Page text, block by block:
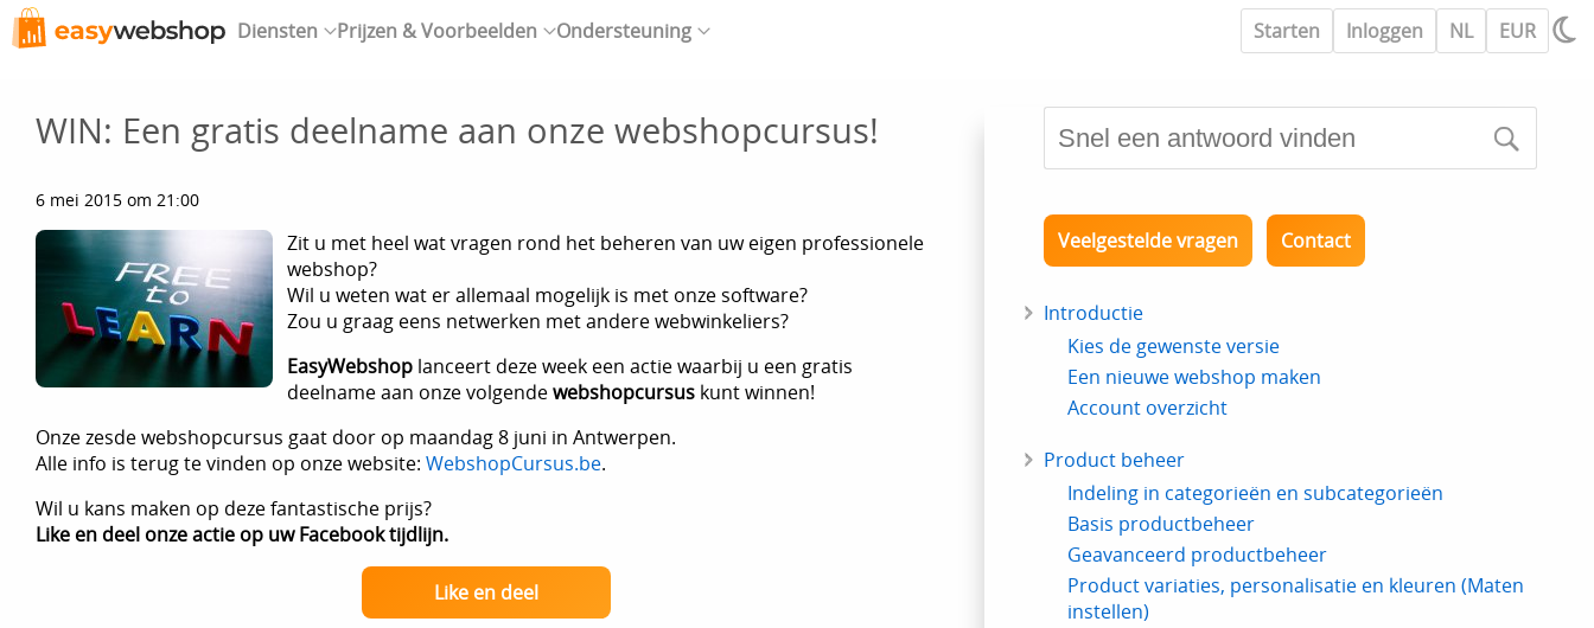
Diensten Prijzen & Voorbeelden Ondersteuning Starten Inloggen NL EUR
WIN: Een gratis deelname aan onze webshopcursus!
6 mei 2015 om 21:00
Zit u met heel wat vragen rond het beheren van uw eigen professionele
webshop?
Wil u weten wat er allemaal mogelijk is met onze software?
Zou u graag eens netwerken met andere webwinkeliers?
EasyWebshop lanceert deze week een actie waarbij u een gratis
deelname aan onze volgendewebshopcursus kunt winnen!
Onze zesde webshopcursus gaat door op maandag 8 juni in Antwerpen.
Alle info is terug te vinden op onze website: WebshopCursus.be.
Wil u kans maken op deze fantastische prijs?
Like en deel onze actie op uw Facebook tijdlijn.
Like en deel
Veelgestelde vragen Contact
Introductie
Kies de gewenste versie
Een nieuwe webshop maken
Account overzicht
Product beheer
Indeling in categorieën en subcategorieën
Basis productbeheer
Geavanceerd productbeheer
Product variaties, personalisatie en kleuren (Maten
instellen)